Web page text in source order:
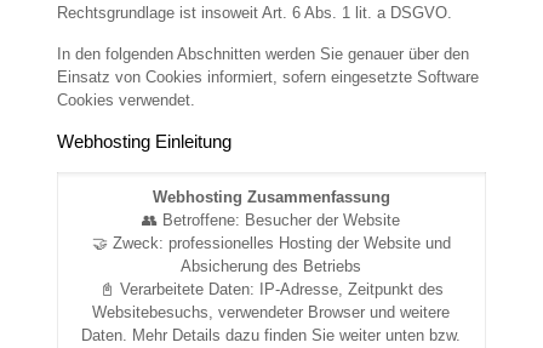
Rechtsgrundlage ist insoweit Art. 6 Abs. 1 lit. a DSGVO.
In den folgenden Abschnitten werden Sie genauer über den
Einsatz von Cookies informiert, sofern eingesetzte Software
Cookies verwendet.
Webhosting Einleitung
Webhosting Zusammenfassung
👥 Betroffene: Besucher der Website
🤝 Zweck: professionelles Hosting der Website und
Absicherung des Betriebs
📓 Verarbeitete Daten: IP-Adresse, Zeitpunkt des
Websitebesuchs, verwendeter Browser und weitere
Daten. Mehr Details dazu finden Sie weiter unten bzw.